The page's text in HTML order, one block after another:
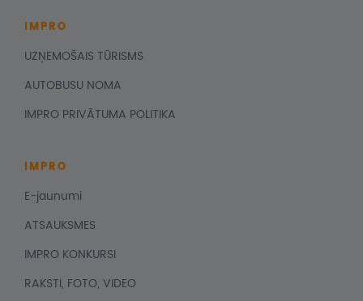
IMPRO
UZŅEMOŠAIS TŪRISMS
AUTOBUSU NOMA
IMPRO PRIVĀTUMA POLITIKA
IMPRO
E-jaunumi
ATSAUKSMES
IMPRO KONKURSI
RAKSTI, FOTO, VIDEO